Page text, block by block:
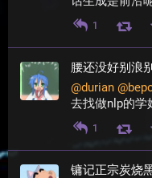
1
腰还没好别浪
@durian @
去找做nlp的学
1
镛记正宗炭烧